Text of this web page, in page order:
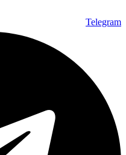
Telegram